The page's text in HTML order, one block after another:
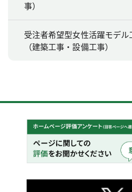
事）
受注者希望型女性活躍モデ
（建築工事・設備工事）